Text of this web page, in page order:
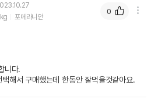
포메라니안
니다.
해서 구매했는데 한동안 잘먹을것같아요.
0